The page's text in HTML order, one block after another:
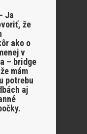
Ja
že
ako o
v
– bridge
mám
potrebu
aj